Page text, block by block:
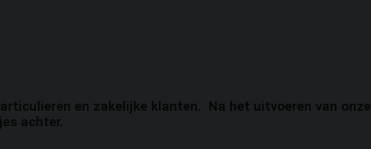
en zakelijke klanten. Na het uitvoeren van onze
achter.